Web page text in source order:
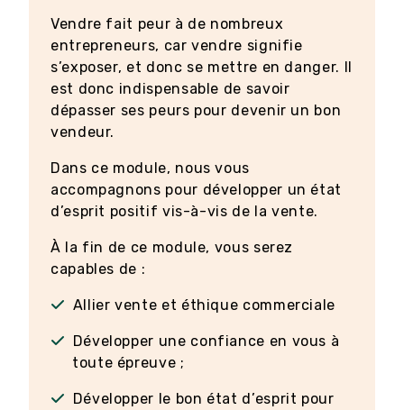
Vendre fait peur à de nombreux
entrepreneurs, car vendre signifie
s’exposer, et donc se mettre en danger. Il
est donc indispensable de savoir
dépasser ses peurs pour devenir un bon
vendeur.
Dans ce module, nous vous
accompagnons pour développer un état
d’esprit positif vis-à-vis de la vente.
À la fin de ce module, vous serez
capables de :
Allier vente et éthique commerciale
Développer une confiance en vous à
toute épreuve ;
Développer le bon état d’esprit pour